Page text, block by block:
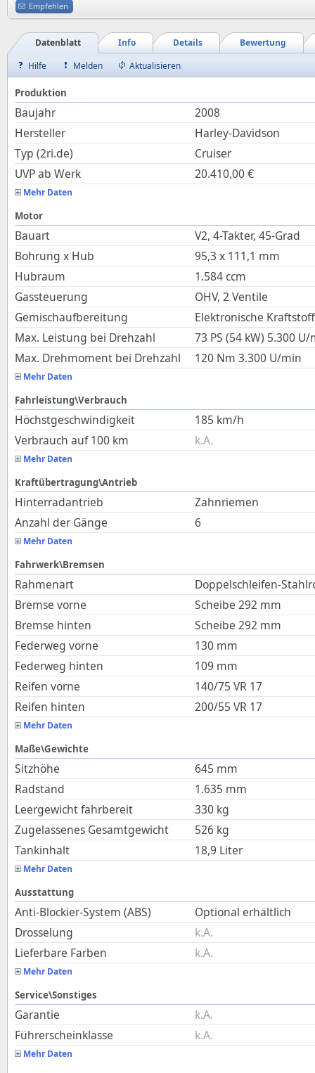
Empfehlen
Bewertung
Details
Info
Datenblatt
Hilfe
Melden Aktualisieren
Produktion
Baujahr
2008
Hersteller
Harley-Davidson
Typ (2ri.de)
Cruiser
UVP ab Werk
20.410,00€
Mehr Daten
Motor
Bauart
V2, 4-Takter, 45-Grad
Bohrung x Hub
95,3 x 111,1 mm
Hubraum
1.584 ccm
Gassteuerung
OHV, 2 Ventile
Gemischaufbereitung
Elektronische
Max. Leistung bei Drehzahl
73 PS (54 kW) 5.300 U/
Max. Drehmoment bei Drehzahl
120 Nm 3.300 U/min
Mehr Daten
Fahrleistung\Verbrauch
Höchstgeschwindigkeit 185 km/h
Verbrauch auf 100 km
k.A.
Mehr Daten
Kraftübertragung\Antrieb
Hinterradantrieb
Zahnriemen
Anzahl der Gänge
6
Mehr Daten
Fahrwerk\Bremsen
Rahmenart
Doppelschleifen-
Bremse vorne
Scheibe 292 mm
Bremse hinten
Scheibe 292 mm
Federweg vorne
130 mm
Federweg hinten
109 mm
Reifen vorne
140/75 VR 17
Reifen hinten
200/55 VR 17
Mehr Daten
Maße\Gewichte
Sitzhöhe 645 mm
Radstand
1.635 mm
Leergewicht fahrbereit
330 kg
Zugelassenes Gesamtgewicht
526 kg
Tankinhalt
18,9 Liter
Mehr Daten
Ausstattung
Anti-Blockier-System (ABS)
Optional erhältlich
Drosselung
k.A.
Lieferbare Farben
k.A.
Mehr Daten
Service\Sonstiges
Garantie
k.A.
Führerscheinklasse
k.A.
Mehr Daten